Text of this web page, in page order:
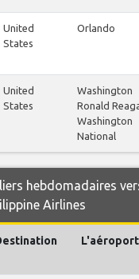
United
States
Orlando
United
States
Washington
Ronald
Washington
National
hebdomadaires
Airlines
L'aéroport